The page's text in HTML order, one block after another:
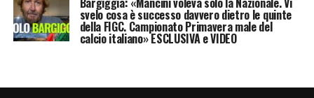
svelo cosa è successo davvero dietro le quinte
della FIGC. Campionato Primavera male del
calcio italiano» ESCLUSIVA e VIDEO